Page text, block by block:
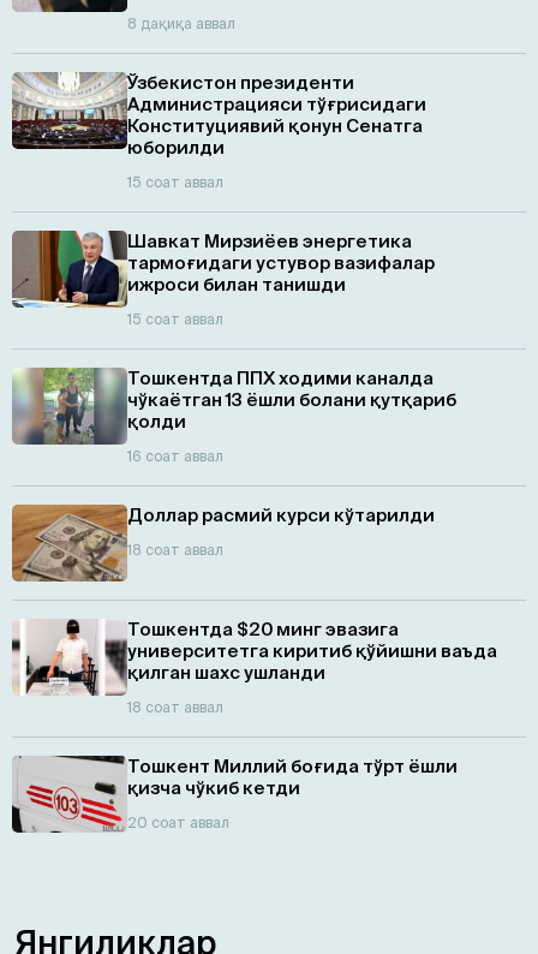
8 дақиқа аввал
Ўзбекистон президенти
Администрацияси тўғрисидаги
Конституциявий қонун Сенатга
юборилди
15 соат аввал
Шавкат Мирзиёев энергетика
тармоғидаги устувор вазифалар
ижроси билан танишди
15 соат аввал
Тошкентда ППХ ходими каналда
чўкаётган 13 ёшли болани қутқариб
қолди
16 соат аввал
Доллар расмий курси кўтарилди
18 соат аввал
Тошкентда $20 минг эвазига
университетга киритиб қўйишни ваъда
қилган шахс ушланди
18 соат аввал
Тошкент Миллий боғида тўрт ёшли
қизча чўкиб кетди
20 соат аввал
Янгиликлар